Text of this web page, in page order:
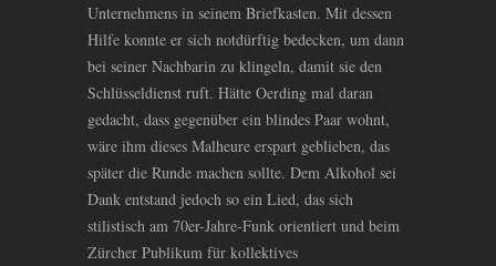
Unternehmens in seinem Briefkasten. Mit dessen
Hilfe konnte er sich notdürftig bedecken, um dann
bei seiner Nachbarin zu klingeln, damit sie den
Schlüsseldienst ruft. Hätte Oerding mal daran
gedacht, dass gegenüber ein blindes Paar wohnt,
wäre ihm dieses Malheure erspart geblieben, das
später die Runde machen sollte. Dem Alkohol sei
Dank entstand jedoch so ein Lied, das sich
stilistisch am 70er-Jahre-Funk orientiert und beim
Zürcher Publikum für kollektives